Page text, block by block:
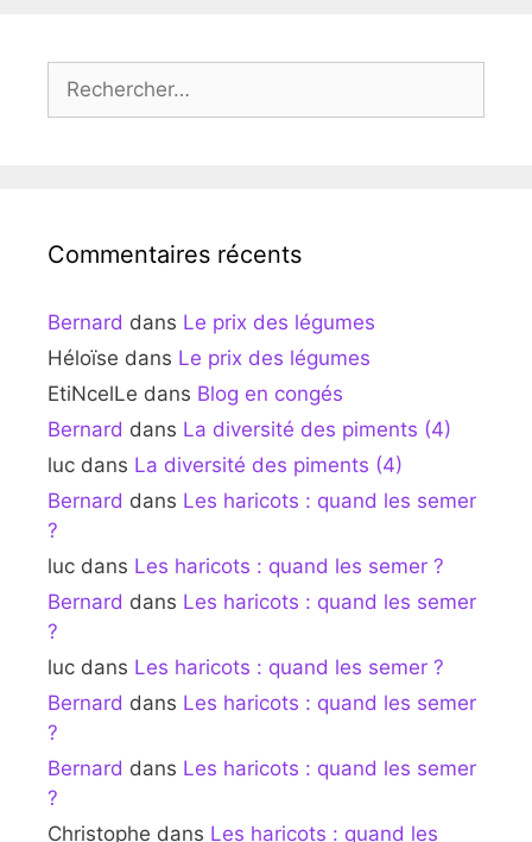
Commentaires récents
Bernard dans Le prix des légumes
Héloïse dans Le prix des légumes
EtiNcelLe dans Blog en congés
Bernard dans La diversité des piments (4)
luc dans La diversité des piments (4)
Bernard dans Les haricots : quand les semer
?
luc dans Les haricots : quand les semer ?
Bernard dans Les haricots : quand les semer
?
luc dans Les haricots : quand les semer ?
Bernard dans Les haricots : quand les semer
?
Bernard dans Les haricots : quand les semer
?
Christophe dans Les haricots : quand les